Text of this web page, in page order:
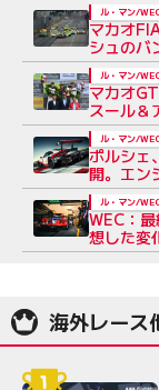
マカオ
シュのバ
ル・マン/
マカオ
スール＆
ル・マン/
ポルシェ
開。エン
ル・マン/
WEC：
想した変
ル・マン/
海外レース